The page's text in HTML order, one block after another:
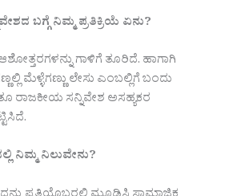
ಬಗ್ಗೆ ನಿಮ್ಮ ಪ್ರತಿಕ್ರಿಯೆ ಏನು?
ಗಾಳಿಗೆ ತೂರಿದೆ. ಹಾಗಾಗಿ
ಮೆಳ್ಳೆಗಣ್ಣು ಲೇಸು ಎಂಬಲ್ಲಿಗೆ ಬಂದು
ರಾಜಕೀಯ ಸನ್ನಿವೇಶ ಅಸಹ್ಯಕರ
ನಿಮ್ಮ ನಿಲುವೇನು?